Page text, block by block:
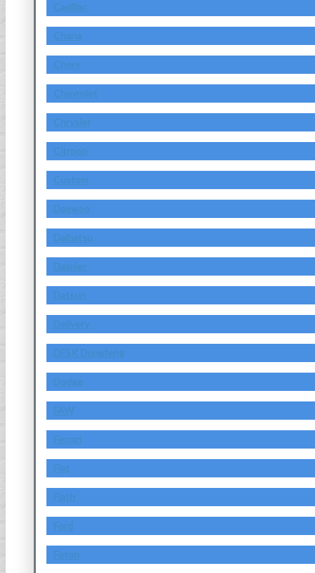
Cadillac
Chana
Chery
Chevrolet
Chrysler
Citroen
Custom
Daewoo
Daihatsu
Daimler
Datsun
Delivery
DFSK Dongfeng
Dodge
FAW
Ferrari
Fiat
Fiath
Ford
Foton